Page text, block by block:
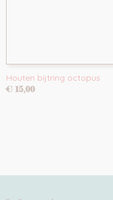
Houten bijtring octopus
€ 15,00